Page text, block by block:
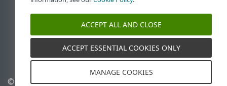
ESETナレッジベース
ESETフォーラム
ESET Status Portal
地域サポート
© 1992 - 2026 ESET, spol. s Cookieの管理
ACCEPT ALL AND CLOSE
ACCEPT ESSENTIAL COOKIES ONLY
MANAGE COOKIES